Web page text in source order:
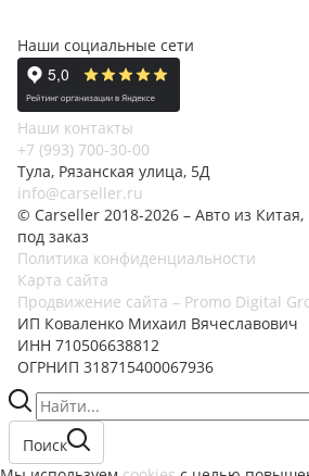
Наши социальные сети
Наши контакты
+7 (993) 700-30-00
Тула, Рязанская улица, 5Д
info@carseller.ru
© Carseller 2018-2026 – Авто из
под заказ
Политика конфиденциальности
Карта сайта
Продвижение сайта – Promo Digital
ИП Коваленко Михаил Вячеславович
ИНН 710506638812
ОГРНИП 318715400067936
Поиск